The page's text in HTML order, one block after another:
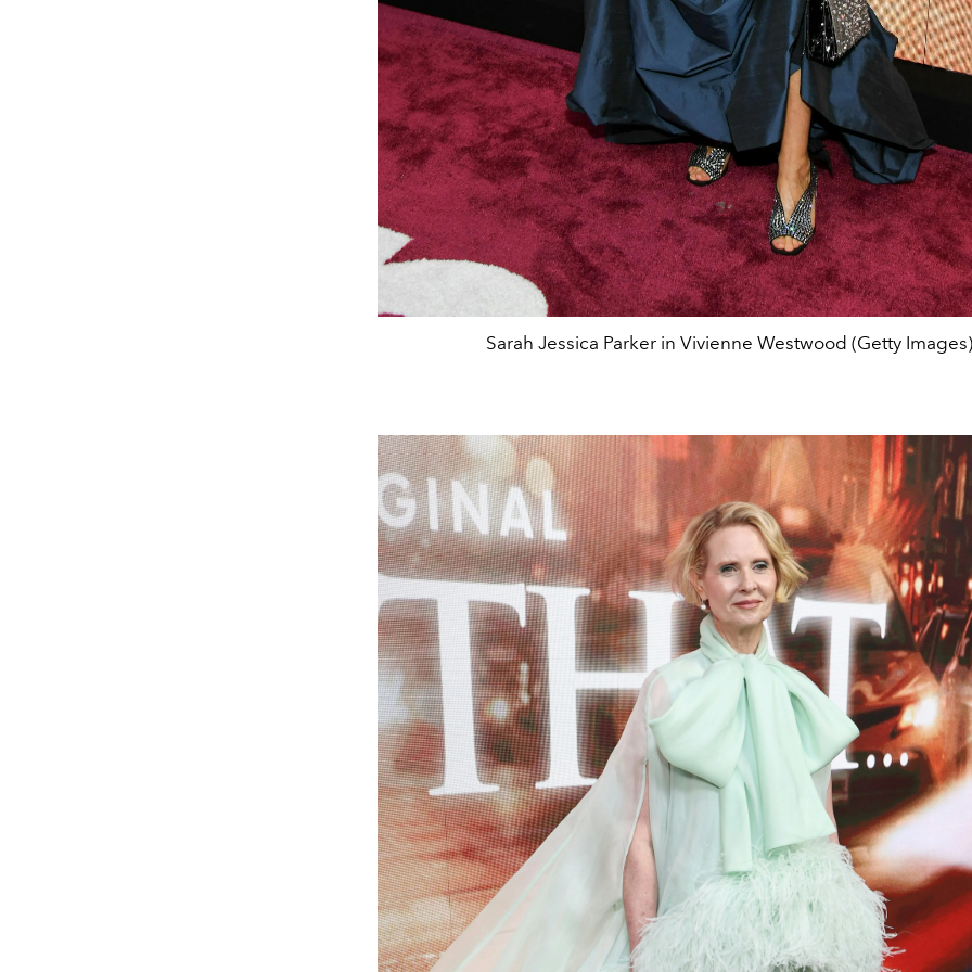
Sarah Jessica Parker in Vivienne Westwood (Getty Images)